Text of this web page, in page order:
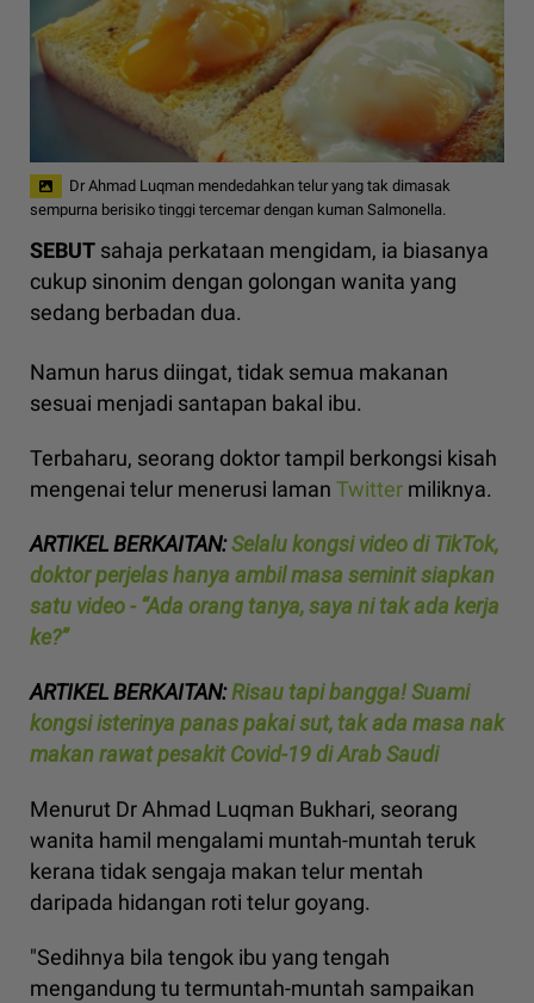
Dr Ahmad Luqman mendedahkan telur yang tak dimasak
sempurna berisiko tinggi tercemar dengan kuman Salmonella.
SEBUT sahaja perkataan mengidam, ia biasanya
cukup sinonim dengan golongan wanita yang
sedang berbadan dua.
Namun harus diingat, tidak semua makanan
sesuai menjadi santapan bakal ibu.
Terbaharu, seorang doktor tampil berkongsi kisah
mengenai telur menerusi laman Twitter miliknya.
ARTIKEL BERKAITAN:Selalu kongsi video di TikTok,
doktor perjelas hanya ambil masa seminit siapkan
satu video - “Ada orang tanya, saya ni tak ada kerja
ke?”
ARTIKEL BERKAITAN:Risau tapi bangga! Suami
kongsi isterinya panas pakai sut, tak ada masa nak
makan rawat pesakit Covid-19 di Arab Saudi
Menurut Dr Ahmad Luqman Bukhari, seorang
wanita hamil mengalami muntah-muntah teruk
kerana tidak sengaja makan telur mentah
daripada hidangan roti telur goyang.
"Sedihnya bila tengok ibu yang tengah
mengandung tu termuntah-muntah sampaikan